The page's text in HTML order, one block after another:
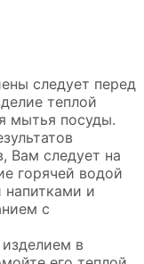
следует перед
теплой
мытья посуды.
Вам следует на
горячей водой
напитками и
с
в